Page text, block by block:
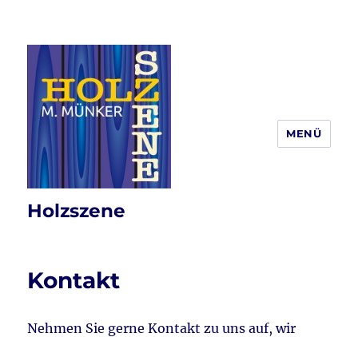
Holzszene
MENÜ
Kontakt
Nehmen Sie gerne Kontakt zu uns auf, wir